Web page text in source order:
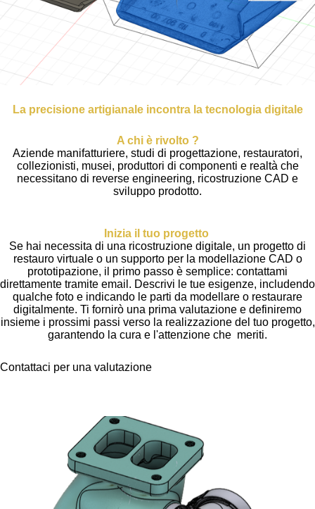
La precisione artigianale incontra la tecnologia digitale
A chi è rivolto ?
Aziende manifatturiere, studi di progettazione, restauratori,
collezionisti, musei, produttori di componenti e realtà che
necessitano di reverse engineering, ricostruzione CAD e
sviluppo prodotto.
Inizia il tuo progetto
Se hai necessita di una ricostruzione digitale, un progetto di
restauro virtuale o un supporto per la modellazione CAD o
prototipazione, il primo passo è semplice: contattami
direttamente tramite email. Descrivi le tue esigenze, includendo
qualche foto e indicando le parti da modellare o restaurare
digitalmente. Ti fornirò una prima valutazione e definiremo
insieme i prossimi passi verso la realizzazione del tuo progetto,
garantendo la cura e l'attenzione che meriti.
Contattaci per una valutazione